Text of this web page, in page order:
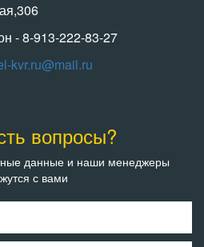
- 8-913-222-83-27
kvr.ru@mail.ru
вопросы?
данные и наши менеджеры
с вами